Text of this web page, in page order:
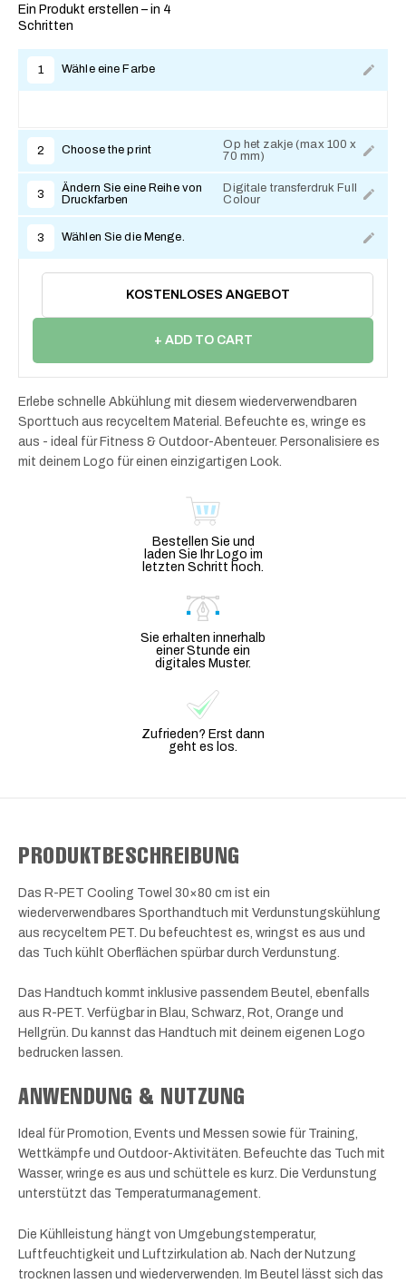
Ein Produkt erstellen – in 4
Schritten
1 Wähle eine Farbe
2 Choose the print
Op het zakje (max 100 x
70 mm)
3
Ändern Sie eine Reihe von
Druckfarben
Digitale transferdruk Full
Colour
3 Wählen Sie die Menge.
KOSTENLOSES ANGEBOT
+ ADD TO CART
Erlebe schnelle Abkühlung mit diesem wiederverwendbaren
Sporttuch aus recyceltem Material. Befeuchte es, wringe es
aus - ideal für Fitness & Outdoor-Abenteuer. Personalisiere es
mit deinem Logo für einen einzigartigen Look.
Bestellen Sie und
laden Sie Ihr Logo im
letzten Schritt hoch.
Sie erhalten innerhalb
einer Stunde ein
digitales Muster.
Zufrieden? Erst dann
geht es los.
PRODUKTBESCHREIBUNG
Das R-PET Cooling Towel 30×80 cm ist ein
wiederverwendbares Sporthandtuch mit Verdunstungskühlung
aus recyceltem PET. Du befeuchtest es, wringst es aus und
das Tuch kühlt Oberflächen spürbar durch Verdunstung.
Das Handtuch kommt inklusive passendem Beutel, ebenfalls
aus R-PET. Verfügbar in Blau, Schwarz, Rot, Orange und
Hellgrün. Du kannst das Handtuch mit deinem eigenen Logo
bedrucken lassen.
ANWENDUNG & NUTZUNG
Ideal für Promotion, Events und Messen sowie für Training,
Wettkämpfe und Outdoor-Aktivitäten. Befeuchte das Tuch mit
Wasser, wringe es aus und schüttele es kurz. Die Verdunstung
unterstützt das Temperaturmanagement.
Die Kühlleistung hängt von Umgebungstemperatur,
Luftfeuchtigkeit und Luftzirkulation ab. Nach der Nutzung
trocknen lassen und wiederverwenden. Im Beutel lässt sich das